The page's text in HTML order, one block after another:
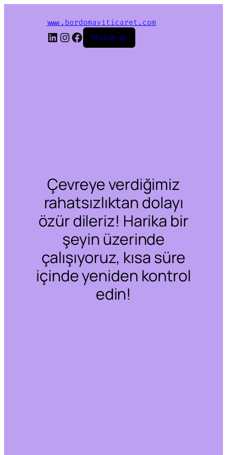
www.bordomaviticaret.com
LinkedIn
Instagram
Facebook
Oturum aç
Çevreye verdiğimiz
rahatsızlıktan dolayı
özür dileriz! Harika bir
şeyin üzerinde
çalışıyoruz, kısa süre
içinde yeniden kontrol
edin!